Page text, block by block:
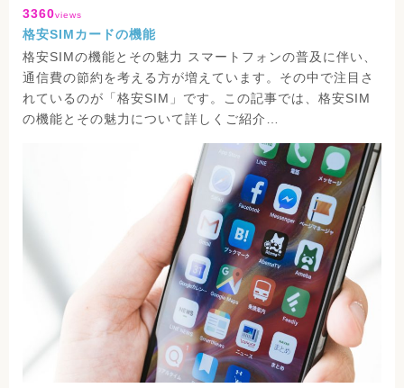
3360views
格安SIMカードの機能
格安SIMの機能とその魅力 スマートフォンの普及に伴い、
通信費の節約を考える方が増えています。その中で注目さ
れているのが「格安SIM」です。この記事では、格安SIM
の機能とその魅力について詳しくご紹介…